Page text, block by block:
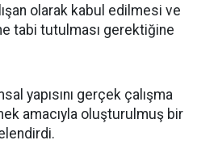
olarak kabul edilmesi ve
tabi tutulması gerektiğine
yapısını gerçek çalışma
amacıyla oluşturulmuş bir